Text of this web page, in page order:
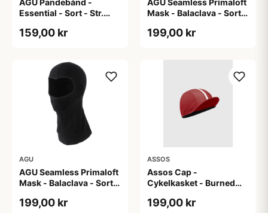
AGU Pandebånd -
Essential - Sort - Str.
159,00 kr
AGU Seamless Primaloft
Mask - Balaclava - Sort -
199,00 kr
AGU
AGU Seamless Primaloft
Mask - Balaclava - Sort -
199,00 kr
ASSOS
Assos Cap -
Cykelkasket - Burned
199,00 kr